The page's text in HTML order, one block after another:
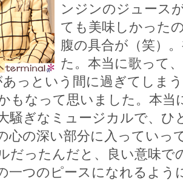
ンジンのジュース
ても美味しかった
腹の具合が（笑）
た。本当に歌って
あっという間に過ぎてしま
もなって思いました。本当
騒ぎなミュージカルで、
心の深い部分に入っていっ
だったんだと、良い意味
一つのピースになれるよう